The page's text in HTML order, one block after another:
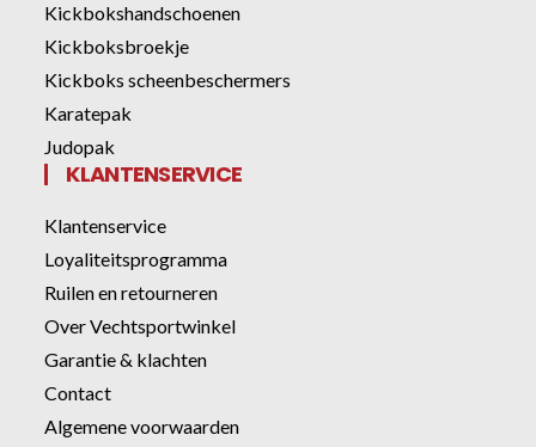
Kickbokshandschoenen
Kickboksbroekje
Kickboks scheenbeschermers
Karatepak
Judopak
KLANTENSERVICE
Klantenservice
Loyaliteitsprogramma
Ruilen en retourneren
Over Vechtsportwinkel
Garantie & klachten
Contact
Algemene voorwaarden